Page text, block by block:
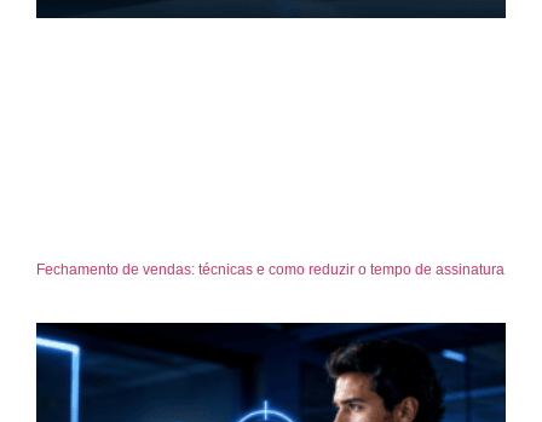
Fechamento de vendas: técnicas e como reduzir o tempo de assinatura